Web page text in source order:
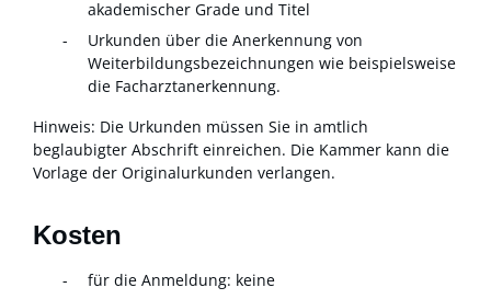
akademischer Grade und Titel
Urkunden über die Anerkennung von
Weiterbildungsbezeichnungen wie beispielsweise
die Facharztanerkennung.
Hinweis: Die Urkunden müssen Sie in amtlich
beglaubigter Abschrift einreichen. Die Kammer kann die
Vorlage der Originalurkunden verlangen.
Kosten
für die Anmeldung: keine